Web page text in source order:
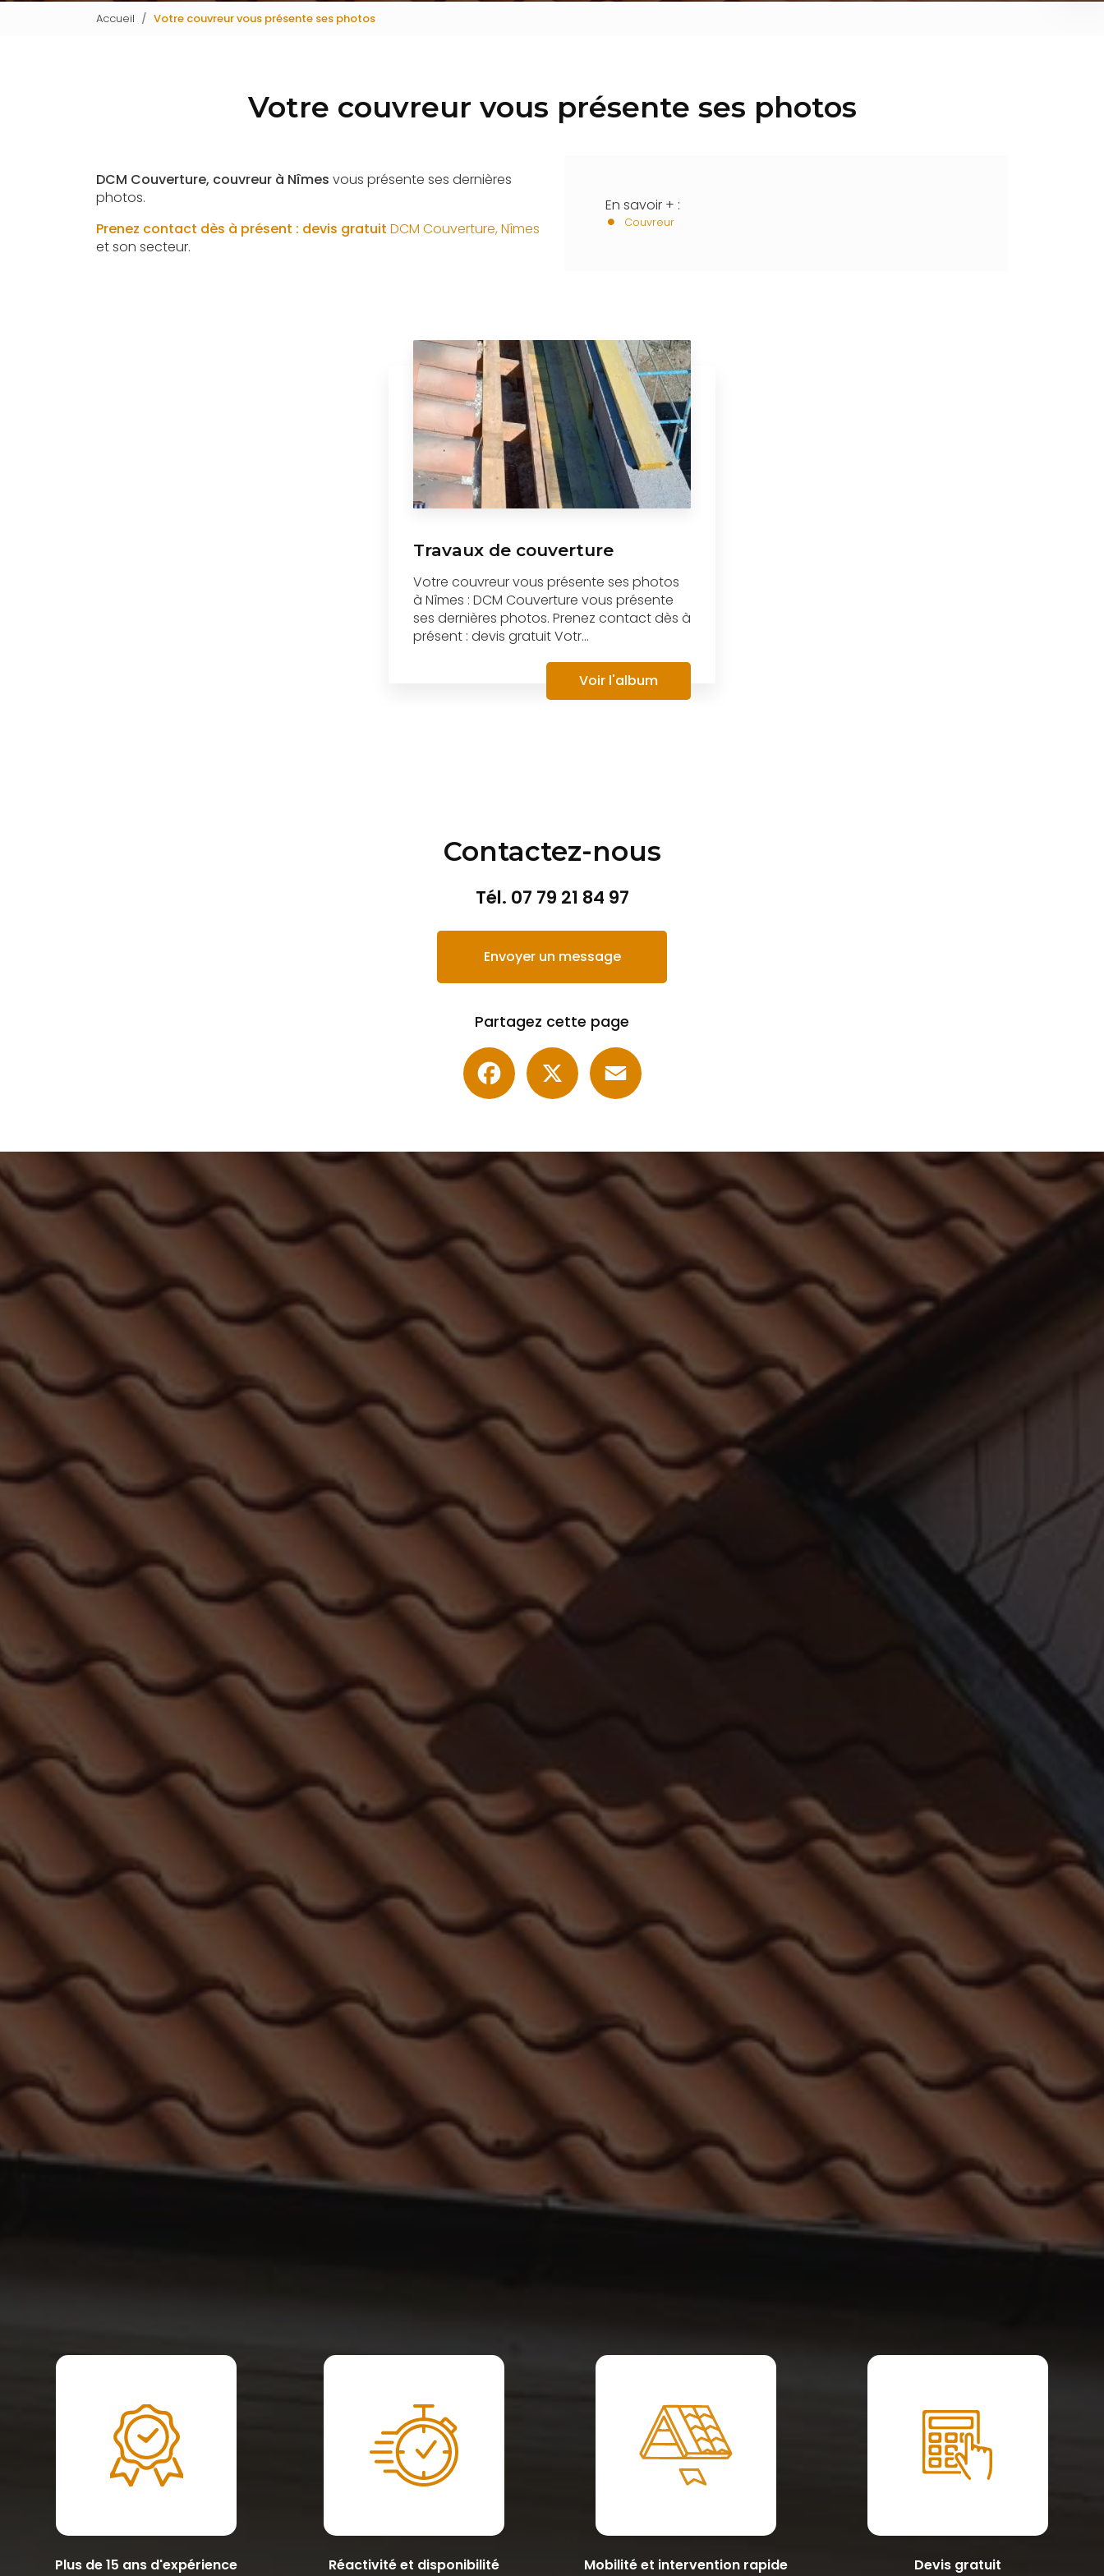
Accueil Votre couvreur vous présente ses photos
Votre couvreur vous présente ses photos
DCM Couverture, couvreur à Nîmes vous présente ses dernières
photos.
Prenez contact dès à présent : devis gratuit DCM Couverture, Nîmes
et son secteur.
En savoir + :
Couvreur
Travaux de couverture
Votre couvreur vous présente ses photos
à Nîmes : DCM Couverture vous présente
ses dernières photos. Prenez contact dès à
présent : devis gratuit Votr...
Voir l'album
Contactez-nous
Tél. 07 79 21 84 97
Envoyer un message
Partagez cette page
Facebook
Plus de 15 ans d'expérience Réactivité et disponibilité Mobilité et intervention rapide Devis gratuit